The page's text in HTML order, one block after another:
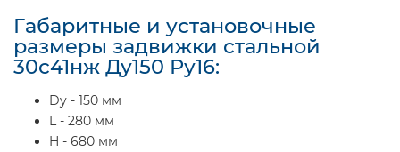
Габаритные и установочные
размеры задвижки стальной
30с41нж Ду150 Ру16:
Dy - 150 мм
L - 280 мм
H - 680 мм